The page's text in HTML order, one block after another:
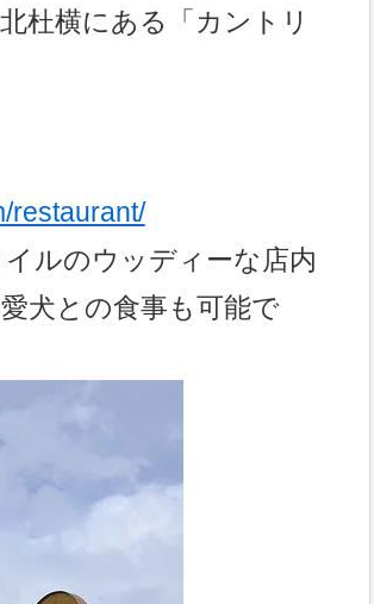
杜横にある「カントリ
restaurant/
ルのウッディーな店内
犬との食事も可能で